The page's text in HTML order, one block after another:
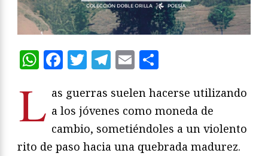
WhatsApp
Facebook
Twitter
Telegram
Email
L as guerras suelen hacerse utilizando
a los jóvenes como moneda de
cambio, sometiéndoles a un violento
rito de paso hacia una quebrada madurez.